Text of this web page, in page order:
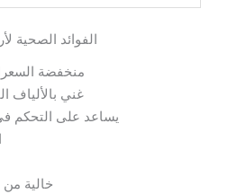
الفوائد الصحية
منخفضة
غني بالألياف
يساعد على التحكم
خالية من